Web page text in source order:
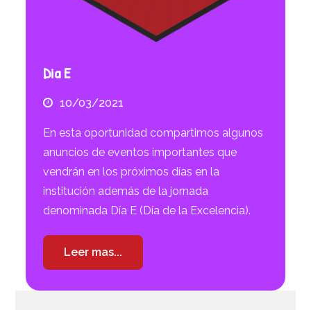
Dia E
10/03/2021
En esta oportunidad compartimos algunos
anuncios de eventos importantes que
vendrán en los próximos días en la
institución además de la jornada
denominada Día E (Día de la Excelencia).
Leer mas...